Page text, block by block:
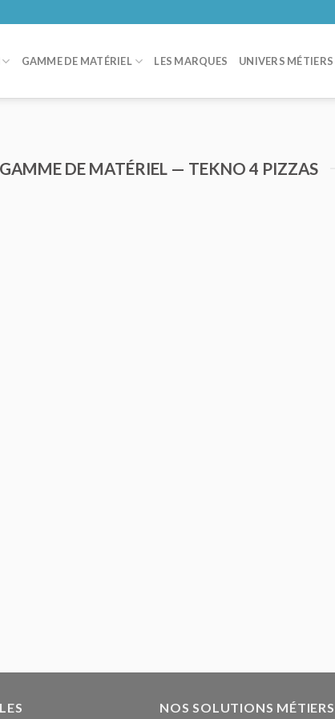
GAMME DE MATÉRIEL LES MARQUES UNIVERS MÉTIERS
DE MATÉRIEL — TEKNO 4 PIZZAS
NOS SOLUTIONS MÉTIERS